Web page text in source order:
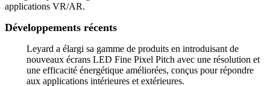
applications VR/AR.
Développements récents
Leyard a élargi sa gamme de produits en introduisant de
nouveaux écrans LED Fine Pixel Pitch avec une résolution et
une efficacité énergétique améliorées, conçus pour répondre
aux applications intérieures et extérieures.